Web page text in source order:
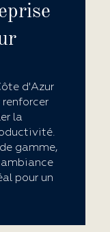
d'Azur
la
gamme,
pour un